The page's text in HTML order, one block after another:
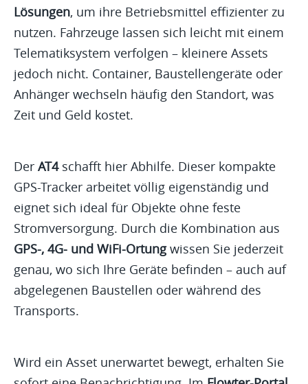
Lösungen, um ihre Betriebsmittel effizienter zu
nutzen. Fahrzeuge lassen sich leicht mit einem
Telematiksystem verfolgen – kleinere Assets
jedoch nicht. Container, Baustellengeräte oder
Anhänger wechseln häufig den Standort, was
Zeit und Geld kostet.
Der AT4schafft hier Abhilfe. Dieser kompakte
GPS-Tracker arbeitet völlig eigenständig und
eignet sich ideal für Objekte ohne feste
Stromversorgung. Durch die Kombination aus
GPS-, 4G- und WiFi-Ortungwissen Sie jederzeit
genau, wo sich Ihre Geräte befinden – auch auf
abgelegenen Baustellen oder während des
Transports.
Wird ein Asset unerwartet bewegt, erhalten Sie